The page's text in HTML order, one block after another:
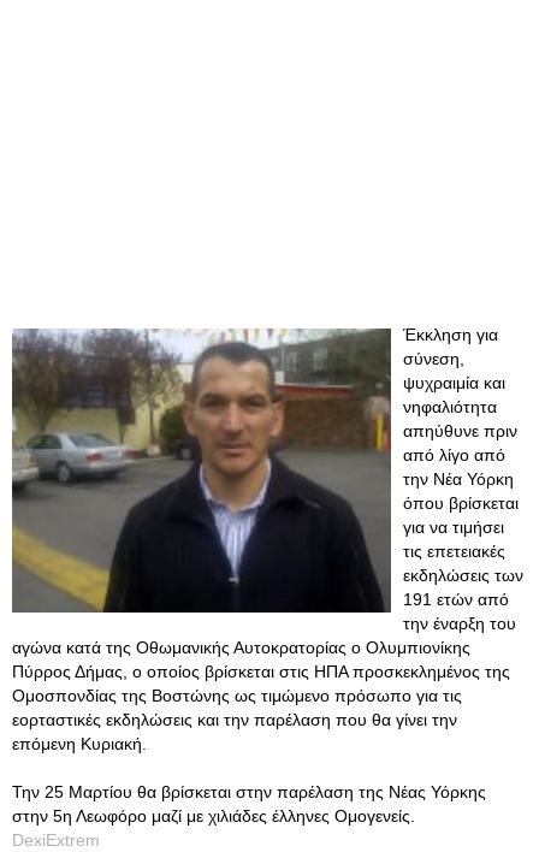
Έκκληση για
σύνεση,
ψυχραιμία και
νηφαλιότητα
απηύθυνε πριν
από λίγο από
την Νέα Υόρκη
όπου βρίσκεται
για να τιμήσει
τις επετειακές
εκδηλώσεις των
191 ετών από
την έναρξη του
αγώνα κατά της Οθωμανικής Αυτοκρατορίας ο Ολυμπιονίκης
Πύρρος Δήμας, ο οποίος βρίσκεται στις ΗΠΑ προσκεκλημένος της
Ομοσπονδίας της Βοστώνης ως τιμώμενο πρόσωπο για τις
εορταστικές εκδηλώσεις και την παρέλαση που θα γίνει την
επόμενη Κυριακή.
Την 25 Μαρτίου θα βρίσκεται στην παρέλαση της Νέας Υόρκης
στην 5η Λεωφόρο μαζί με χιλιάδες έλληνες Ομογενείς.
DexiExtrem